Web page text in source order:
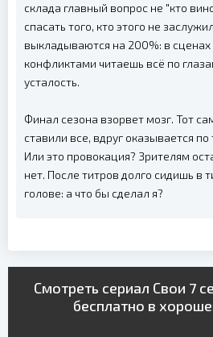
склада главный вопрос не "кто
спасать того, кто этого не
выкладываются на 200%: в
конфликтами читаешь всё по
усталость.
Финал сезона взорвет мозг. Тот
ставили все, вдруг оказывается по
Или это провокация? Зрителям
нет. После титров долго сидишь в
голове: а что бы сделал я?
Смотреть сериал Свои 7
бесплатно в